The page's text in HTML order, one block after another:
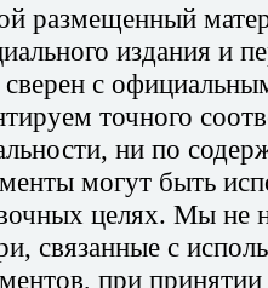
размещенный
издания и
сверен с
точного
ни по
могут быть
целях. Мы не
связанные с
при